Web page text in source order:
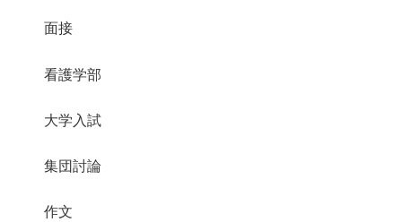
面接
看護学部
大学入試
集団討論
作文